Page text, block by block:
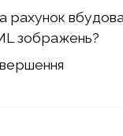
рахунок
зображень?